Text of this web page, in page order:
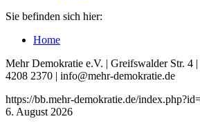
Sie befinden sich hier:
Home
Mehr Demokratie e.V. | Greifswalder Str. 4
4208 2370 | info@mehr-demokratie.de
https://bb.mehr-demokratie.de/
6. August 2026